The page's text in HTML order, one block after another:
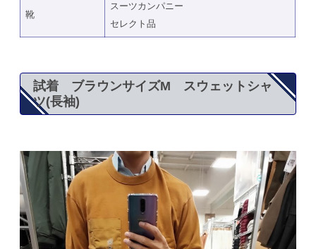
靴
スーツカンパニー
セレクト品
試着 ブラウンサイズM スウェットシャ
ツ(長袖)